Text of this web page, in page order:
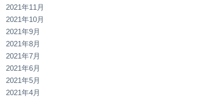
2021年11月
2021年10月
2021年9月
2021年8月
2021年7月
2021年6月
2021年5月
2021年4月